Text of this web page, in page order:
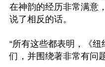
在神韵的经历非常满意
说了相反的话。
“所有这些都表明，《
们，并围绕著非常有问